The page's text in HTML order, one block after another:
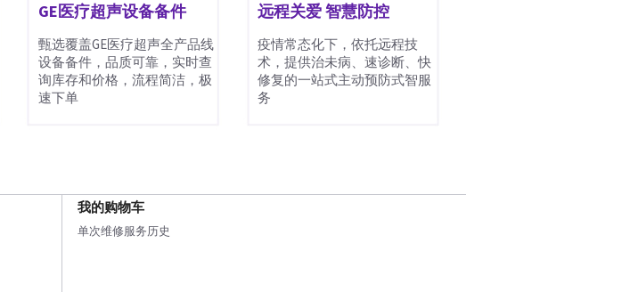
GE医疗超声设备备件
甄选覆盖GE医疗超声全产品线
设备备件，品质可靠，实时查
询库存和价格，流程简洁，极
速下单
远程关爱 智慧防控
疫情常态化下，依托远程技
术，提供治未病、速诊断、快
修复的一站式主动预防式智服
务
我的购物车
单次维修服务历史